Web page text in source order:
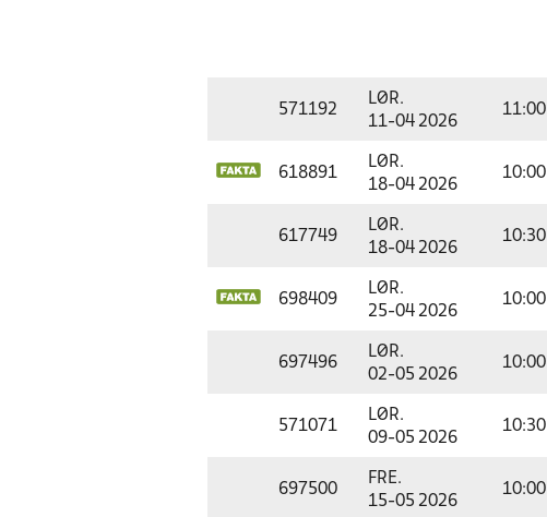
571192
LØR.
11-04 2026
11:00
618891
LØR.
18-04 2026
10:00
617749
LØR.
18-04 2026
10:30
698409
LØR.
25-04 2026
10:00
697496
LØR.
02-05 2026
10:00
571071
LØR.
09-05 2026
10:30
697500
FRE.
15-05 2026
10:00